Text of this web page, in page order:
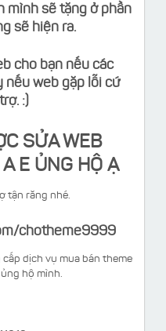
mình sẽ tặng ở phần
sẽ hiện ra.
cho bạn nếu các
nếu web gặp lỗi cứ
:)
SỬA WEB
E ỦNG HỘ Ạ
tận răng nhé.
chotheme9999
dịch vụ mua bán theme
hộ mình.